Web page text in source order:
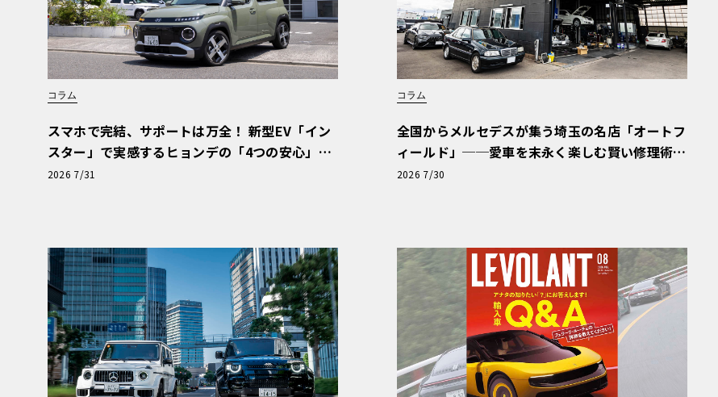
コラム
スマホで完結、サポートは万全！ 新型EV「イン
スター」で実感するヒョンデの「4つの安心」
【第1回・ヒョンデ6つの疑問：Why? Hyunda
2026 7/31
コラム
全国からメルセデスが集う埼玉の名店「オートフ
ィールド」──愛車を末永く楽しむ賢い修理術
と、プロがフックス製オイルを選ぶ理由〈PR〉
2026 7/30